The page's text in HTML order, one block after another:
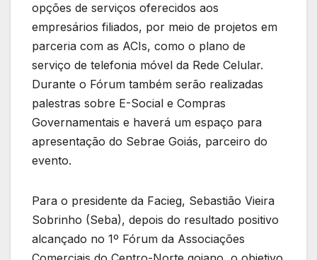
opções de serviços oferecidos aos
empresários filiados, por meio de projetos em
parceria com as ACIs, como o plano de
serviço de telefonia móvel da Rede Celular.
Durante o Fórum também serão realizadas
palestras sobre E-Social e Compras
Governamentais e haverá um espaço para
apresentação do Sebrae Goiás, parceiro do
evento.
Para o presidente da Facieg, Sebastião Vieira
Sobrinho (Seba), depois do resultado positivo
alcançado no 1º Fórum da Associações